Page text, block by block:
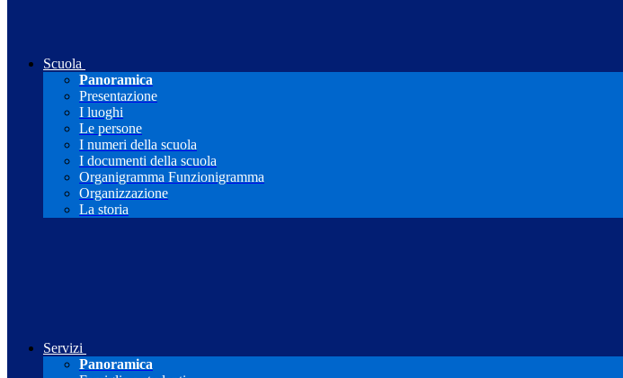
Scuola
Panoramica
Presentazione
I luoghi
Le persone
I numeri della scuola
I documenti della scuola
Organigramma Funzionigramma
Organizzazione
La storia
Servizi
Panoramica